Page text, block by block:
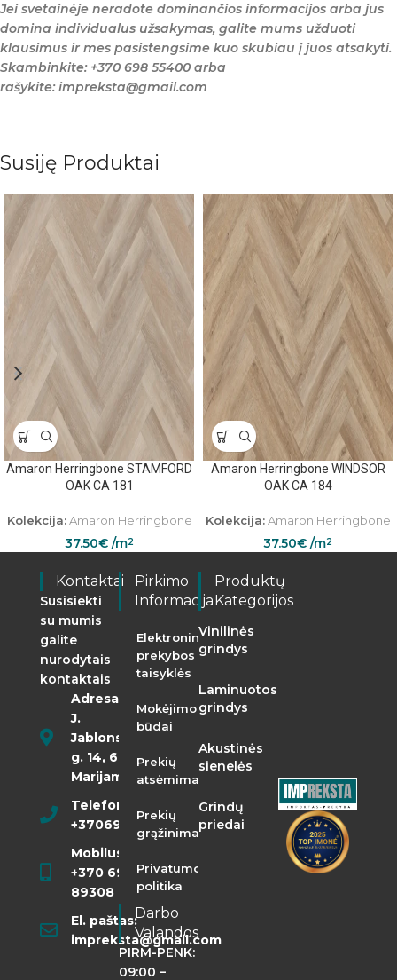
Jei svetainėje neradote dominančios informacijos arba jus
domina individualus užsakymas, galite mums užduoti
klausimus ir mes pasistengsime kuo skubiau į juos atsakyti.
Skambinkite: +370 698 55400 arba
rašykite: impreksta@gmail.com
Susiję Produktai
Amaron Herringbone STAMFORD
OAK CA 181
Kolekcija:Amaron Herringbone
37.50€ /m2
Amaron Herringbone WINDSOR
OAK CA 184
Kolekcija:Amaron Herringbone
37.50€ /m2
Kontaktai
Susisiekti
su mumis
galite
nurodytais
kontaktais
Adresas:
J.
Jablonskio
g. 14, 68290
Marijampolė
Telefonas:
+37069855400
Mobilusis:
+370 698
89308
El. paštas:
impreksta@gmail.com
Pirkimo
Informacija
Elektroninės
prekybos
taisyklės
Mokėjimo
būdai
Prekių
atsėmimas
Prekių
grąžinimas
Privatumo
politika
Darbo
Valandos
PIRM-PENK:
09:00 –
Produktų
Kategorijos
Vinilinės
grindys
Laminuotos
grindys
Akustinės
sienelės
Grindų
priedai